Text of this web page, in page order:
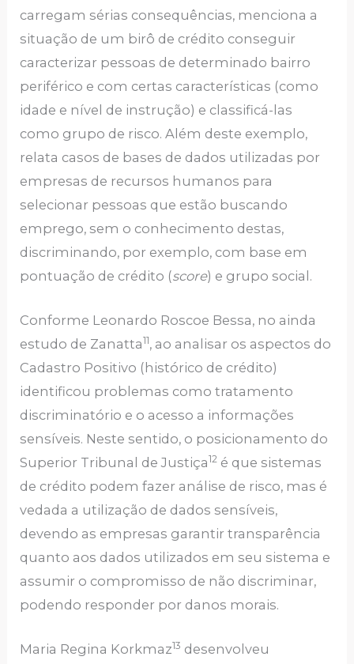
carregam sérias consequências, menciona a
situação de um birô de crédito conseguir
caracterizar pessoas de determinado bairro
periférico e com certas características (como
idade e nível de instrução) e classificá-las
como grupo de risco. Além deste exemplo,
relata casos de bases de dados utilizadas por
empresas de recursos humanos para
selecionar pessoas que estão buscando
emprego, sem o conhecimento destas,
discriminando, por exemplo, com base em
pontuação de crédito (score) e grupo social.
Conforme Leonardo Roscoe Bessa, no ainda
estudo de Zanatta11, ao analisar os aspectos do
Cadastro Positivo (histórico de crédito)
identificou problemas como tratamento
discriminatório e o acesso a informações
sensíveis. Neste sentido, o posicionamento do
Superior Tribunal de Justiça12 é que sistemas
de crédito podem fazer análise de risco, mas é
vedada a utilização de dados sensíveis,
devendo as empresas garantir transparência
quanto aos dados utilizados em seu sistema e
assumir o compromisso de não discriminar,
podendo responder por danos morais.
Maria Regina Korkmaz13 desenvolveu